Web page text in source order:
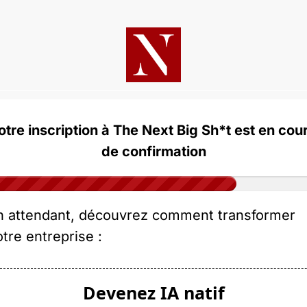
inscription à The Next Big Sh*t est en
de confirmation
attendant, découvrez comment transformer
entreprise :
Devenez IA natif